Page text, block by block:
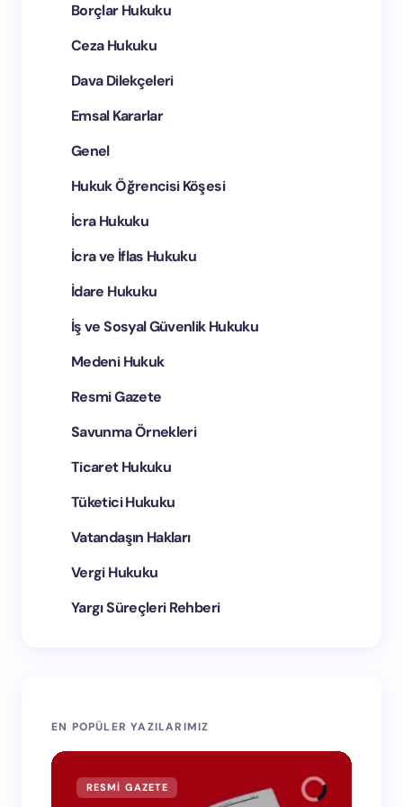
tarayıcıya kaydedin.
Borçlar Hukuku
Ceza Hukuku
Dava Dilekçeleri
Emsal Kararlar
Genel
Hukuk Öğrencisi Köşesi
İcra Hukuku
İcra ve İflas Hukuku
İdare Hukuku
İş ve Sosyal Güvenlik Hukuku
Medeni Hukuk
Resmi Gazete
Savunma Örnekleri
Ticaret Hukuku
Tüketici Hukuku
Vatandaşın Hakları
Vergi Hukuku
Yargı Süreçleri Rehberi
EN POPÜLER YAZILARIMIZ
RESMI GAZETE